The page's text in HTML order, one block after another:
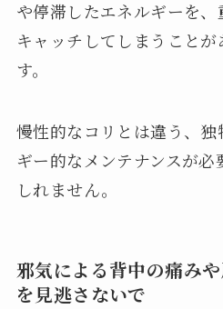
や停滞したエネルギーを、
キャッチしてしまうこと
す。
慢性的なコリとは違う、
ギー的なメンテナンスが必
しれません。
邪気による背中の痛み
を見逃さないで